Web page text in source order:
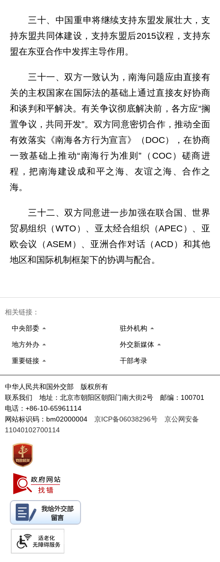
三十、中国重申将继续支持东盟发展壮大，支
持东盟共同体建设，支持东盟后2015议程，支持东
盟在东亚合作中发挥主导作用。
三十一、双方一致认为，南海问题应由直接有
关的主权国家在国际法的基础上通过直接友好协商
和谈判和平解决。有关争议彻底解决前，各方应“搁
置争议，共同开发”。双方同意密切合作，推动全面
有效落实《南海各方行为宣言》（DOC），在协商
一致基础上推动“南海行为准则”（COC）磋商进
程，把南海建设成和平之海、友谊之海、合作之
海。
三十二、双方同意进一步加强在联合国、世界
贸易组织（WTO）、亚太经合组织（APEC）、亚
欧会议（ASEM）、亚洲合作对话（ACD）和其他
地区和国际机制框架下的协调与配合。
相关链接：
中央部委 驻外机构
地方外办 外交新媒体
重要链接 干部考录
中华人民共和国外交部 版权所有
联系我们 地址：北京市朝阳区朝阳门南大街2号 邮编：100701
电话：+86-10-65961114
网站标识码：bm02000004 京ICP备06038296号
京公网安备
11040102700114